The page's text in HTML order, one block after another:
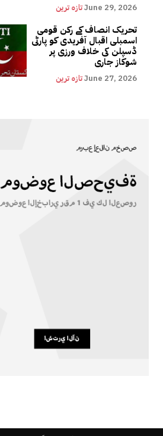
تازہ ترینJune 29, 2026
تحریک انصاف کے رکن قومی
اسمبلی اقبال آفریدی کو پارٹی
ڈسپلن کی خلاف ورزی پر
شوکاز جاری
تازہ ترینJune 27, 2026